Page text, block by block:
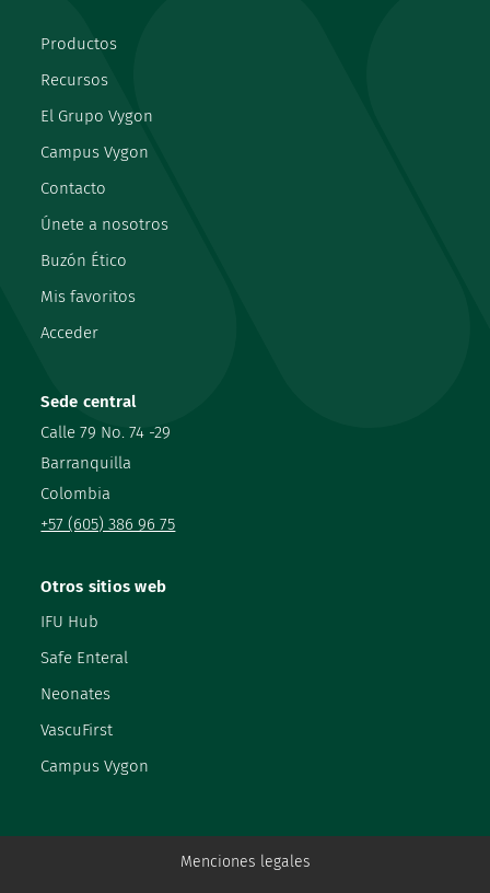
Sede central
Calle 79 No. 74 -29
Barranquilla
Colombia
+57 (605) 386 96 75
Productos
Recursos
El Grupo Vygon
Campus Vygon
Contacto
Únete a nosotros
Buzón Ético
Mis favoritos
Acceder
Otros sitios web
IFU Hub
Safe Enteral
Neonates
VascuFirst
Campus Vygon
Menciones legales